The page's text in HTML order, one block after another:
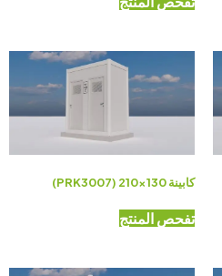
كابينة 130×210 (PRK3007)
تفحص المنتج